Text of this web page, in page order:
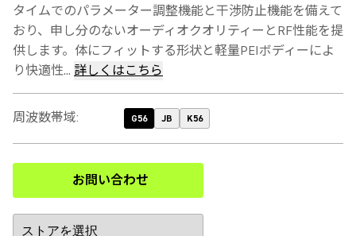
タイムでのパラメーター調整機能と干渉防止機能を備えて
おり、申し分のないオーディオクオリティーとRF性能を提
供します。体にフィットする形状と軽量PEIボディーによ
り快適性... 詳しくはこちら
周波数帯域: G56 JB K56
お問い合わせ
(Opens in a new tab)